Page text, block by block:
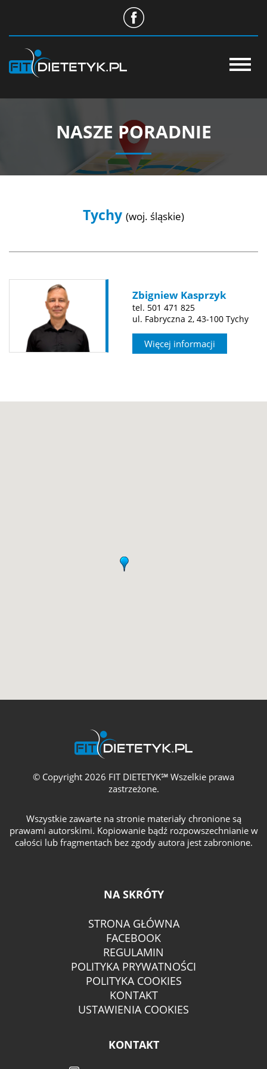
STANDARD USŁUG
NASZE PORADNIE
CENTRUM WIEDZY
NASZE PORADNIE
Tychy (woj. śląskie)
Zbigniew Kasprzyk
tel. 501 471 825
ul. Fabryczna 2, 43-100 Tychy
Więcej informacji
© Copyright 2026 FIT DIETETYK℠ Wszelkie prawa
zastrzeżone.
Wszystkie zawarte na stronie materiały chronione są
prawami autorskimi. Kopiowanie bądź rozpowszechnianie w
całości lub fragmentach bez zgody autora jest zabronione.
NA SKRÓTY
STRONA GŁÓWNA
FACEBOOK
REGULAMIN
POLITYKA PRYWATNOŚCI
POLITYKA COOKIES
KONTAKT
USTAWIENIA COOKIES
KONTAKT